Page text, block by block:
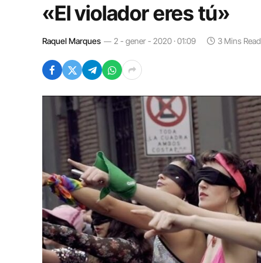
«El violador eres tú»
Raquel Marques 2 - gener - 2020 · 01:09 3 Mins Read